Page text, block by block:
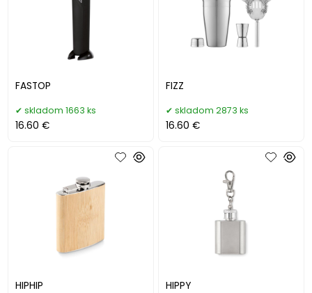
FASTOP
skladom 1663 ks
16.60 €
FIZZ
skladom 2873 ks
16.60 €
HIPHIP HIPPY